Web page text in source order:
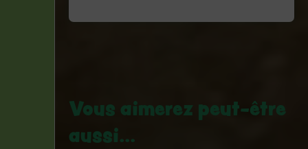
Vous aimerez peut-être
aussi…